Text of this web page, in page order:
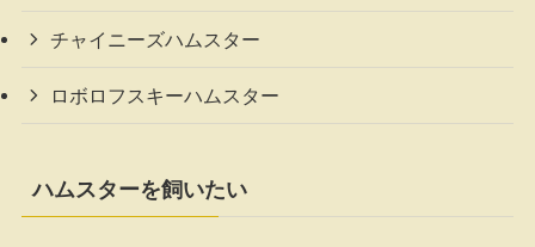
チャイニーズハムスター
ロボロフスキーハムスター
ハムスターを飼いたい